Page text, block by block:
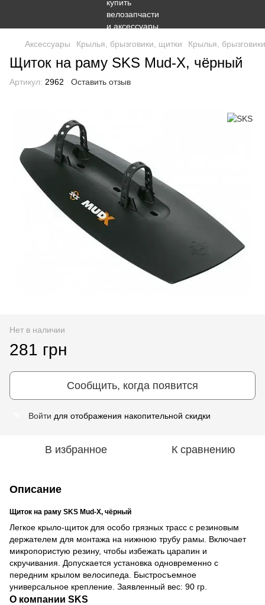
Аксессуары Крылья, брызговики, щитки Крылья,
Щиток на раму SKS Mud-X, чёрный
Артикул: 2962 Оставить отзыв
Нет в наличии
281 грн
Сообщить, когда появится
Войти для отображения накопительной скидки
В избранное К сравнению
Описание
Щиток на раму SKS Mud-X, чёрный
Легкое крыло-щиток для особо грязных трасс с резиновым
держателем для монтажа на нижнюю трубу рамы. Включает
микропористую резину, чтобы избежать царапин и
скручивания. Допускается установка одновременно с
передним крылом велосипеда. Быстросъемное
универсальное крепление. Заявленный вес: 90 гр.
О компании SKS